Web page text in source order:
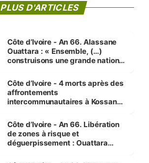
PLUS D'ARTICLES
Côte d’Ivoire - An 66. Alassane
Ouattara : « Ensemble, (…)
construisons une grande nation
générations futures »
Côte d’Ivoire - 4 morts après des
affrontements
intercommunautaires à Kossandji
milieu des sinistrés
Côte d’Ivoire - An 66. Libération
de zones à risque et
déguerpissement : Ouattara